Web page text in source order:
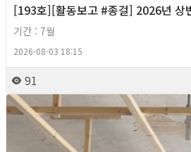
[193호][활동보고 #종걸] 2026년 상
기간 : 7월
2026-08-03 18:15
91